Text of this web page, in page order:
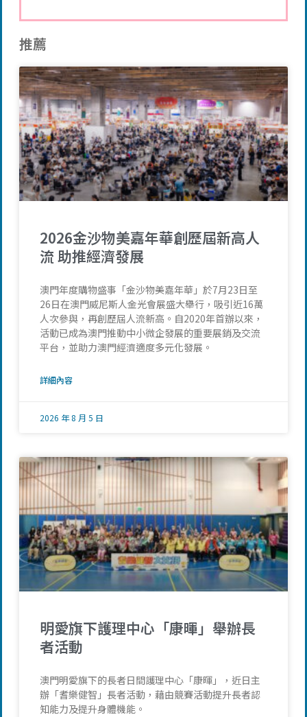
推薦
2026金沙物美嘉年華創歷屆新高人
流 助推經濟發展
澳門年度購物盛事「金沙物美嘉年華」於7月23日至
26日在澳門威尼斯人金光會展盛大舉行，吸引近16萬
人次參與，再創歷屆人流新高。自2020年首辦以來，
活動已成為澳門推動中小微企發展的重要展銷及交流
平台，並助力澳門經濟適度多元化發展。
詳細內容
2026 年 8 月 5 日
明愛旗下護理中心「康暉」舉辦長
者活動
澳門明愛旗下的長者日間護理中心「康暉」，近日主
辦「耆樂健智」長者活動，藉由競賽活動提升長者認
知能力及提升身體機能。